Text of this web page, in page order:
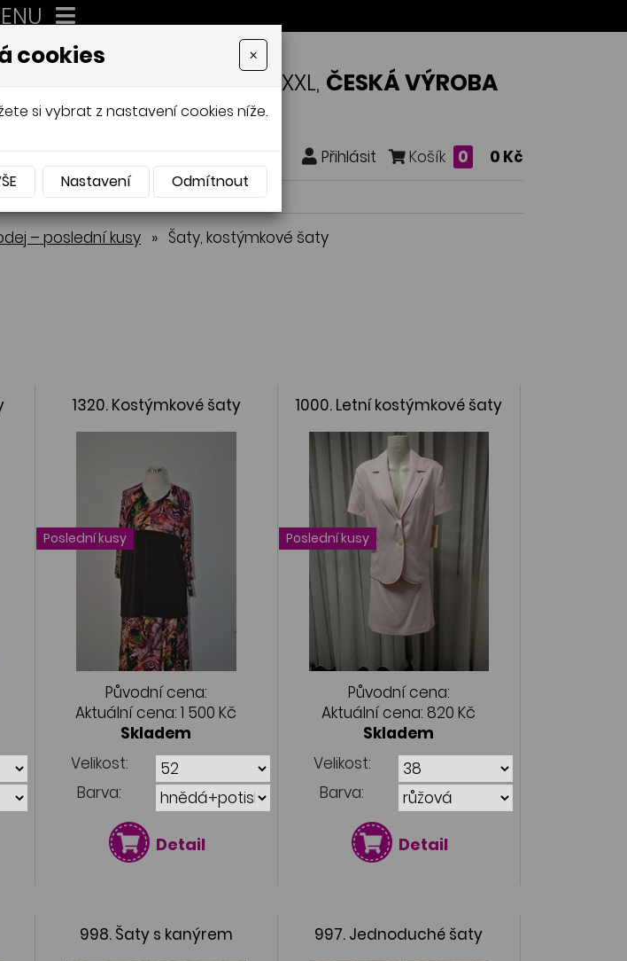
ŠITÍ, DÁMSKÉ VELIKOSTI XXL, ČESKÁ VÝROBA
Přihlásit Košík 0 0 Kč
– poslední kusy » Šaty, kostýmkové šaty
1320. Kostýmkové šaty
Poslední kusy
Původní cena:
Aktuální cena:1 500 Kč
Skladem
Velikost:
Barva:
Detail
1000. Letní kostýmkové šaty
Poslední kusy
Původní cena:
Aktuální cena: 820 Kč
Skladem
Velikost:
Barva:
Detail
998. Šaty s kanýrem 997. Jednoduché šaty
cookies ×
si vybrat z nastavení cookies níže.
Nastavení Odmítnout